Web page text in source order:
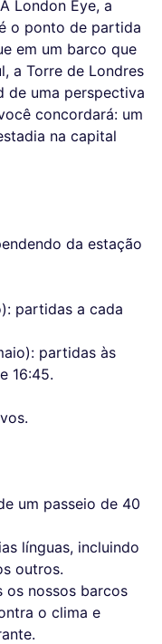
London Eye, a
o ponto de partida
em um barco que
a Torre de Londres
de uma perspectiva
concordará: um
na capital
da estação
partidas a cada
partidas às
16:45.
um passeio de 40
línguas, incluindo
outros.
os nossos barcos
o clima e